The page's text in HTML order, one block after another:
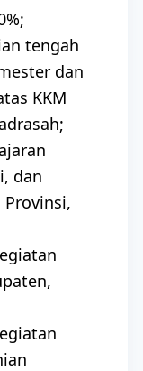
tengah
dan
KKM
dan